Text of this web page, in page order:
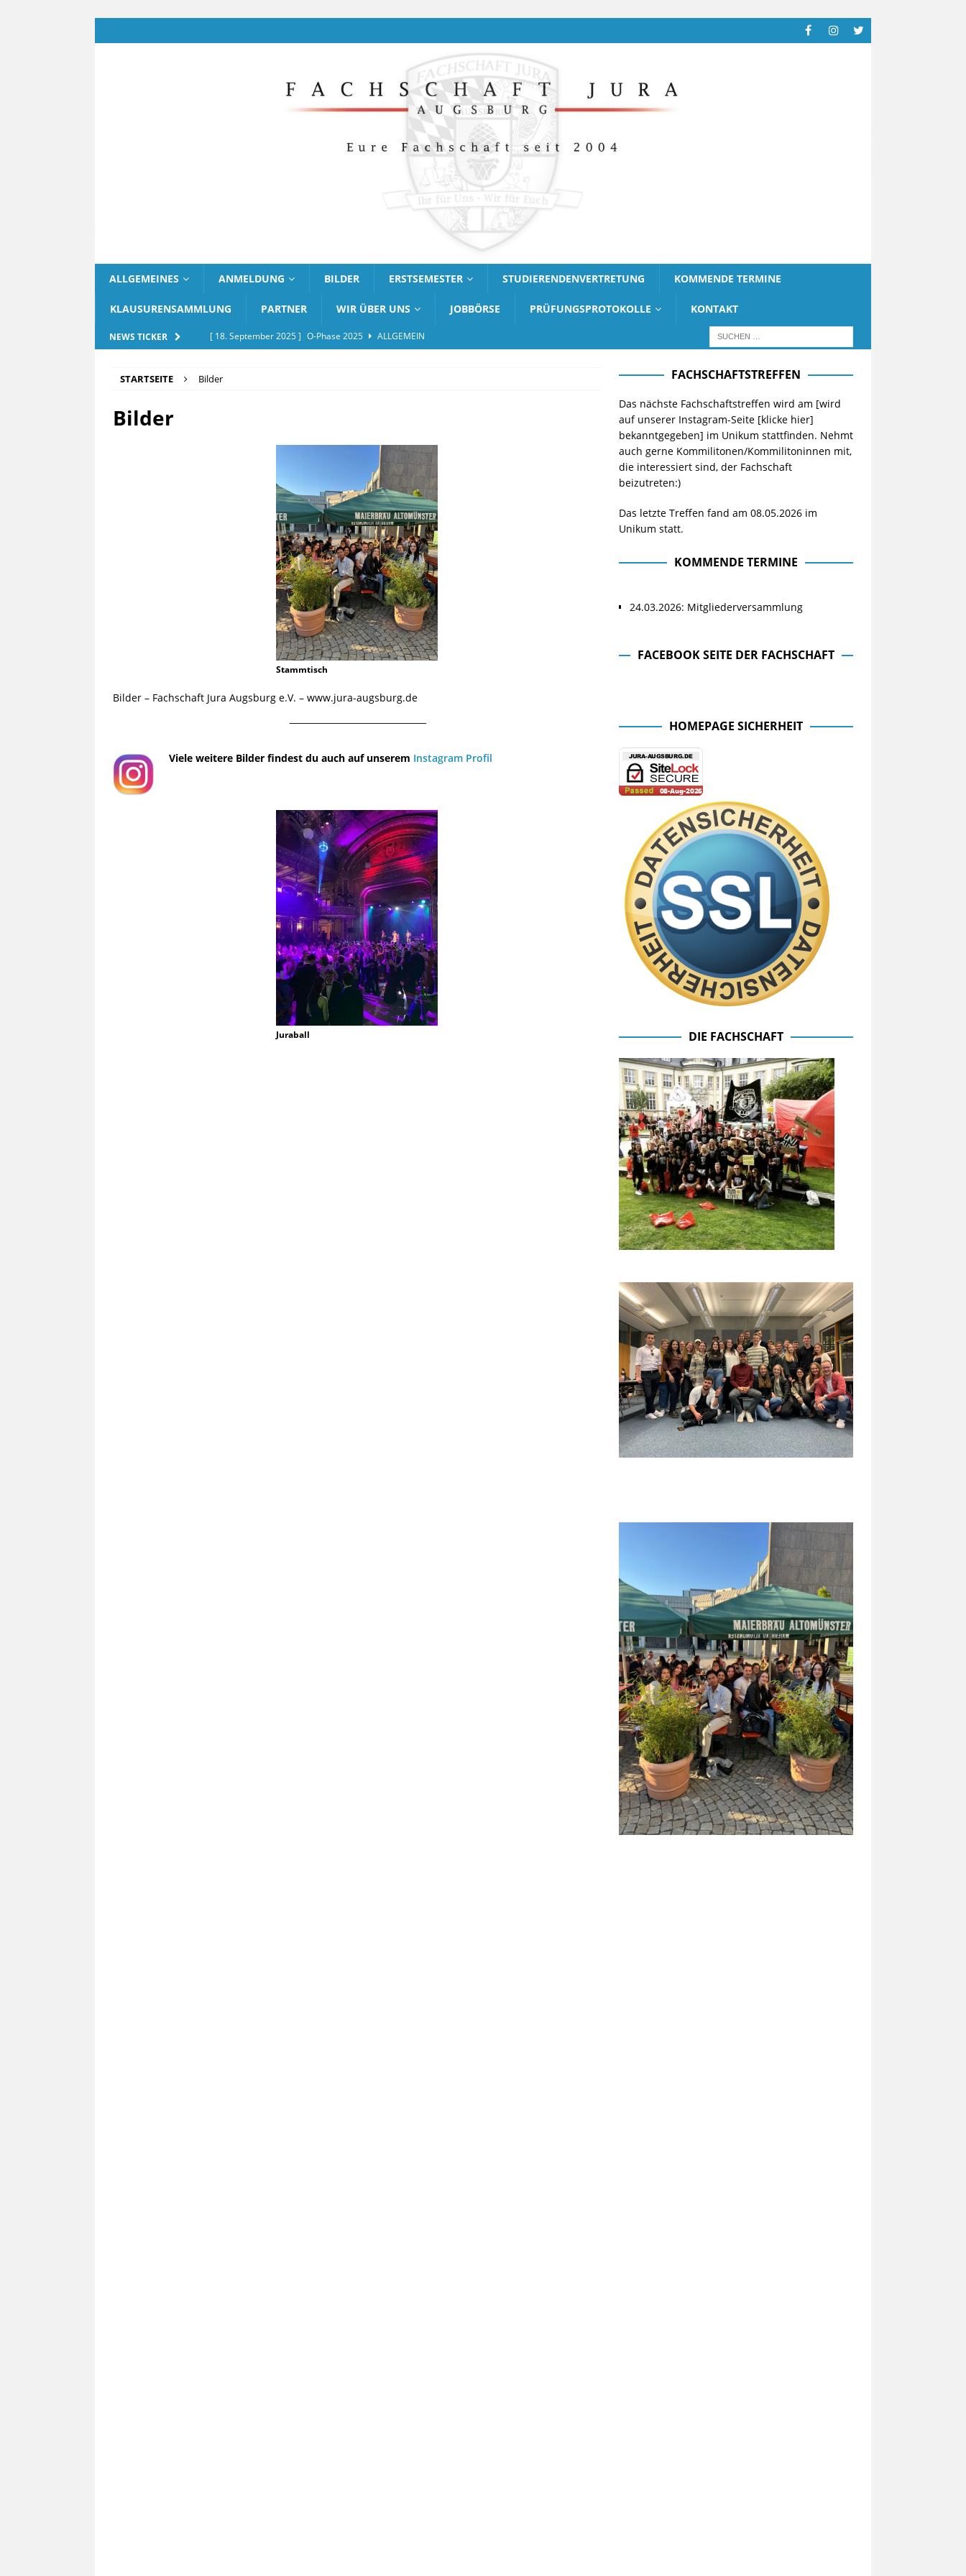
ALLGEMEINES ANMELDUNG BILDER ERSTSEMESTER STUDIERENDENVERTRETUNG KOMMENDE TERMINE
KLAUSURENSAMMLUNG PARTNER WIR ÜBER UNS JOBBÖRSE PRÜFUNGSPROTOKOLLE KONTAKT
NEWS TICKER [ 18. September 2025 ] O-Phase 2025
ALLGEMEIN
[ 20. September 2025 ]
STARTSEITE Bilder
Bilder
Stammtisch
Bilder – Fachschaft Jura Augsburg e.V. – www.jura-augsburg.de
¯¯¯¯¯¯¯¯¯¯¯¯¯¯¯¯¯¯¯¯¯¯¯¯¯¯¯¯¯¯¯¯¯¯¯¯¯¯
Viele weitere Bilder findest du auch auf unserem Instagram Profil
Juraball
FACHSCHAFTSTREFFEN
Das nächste Fachschaftstreffen wird am [wird
auf unserer Instagram-Seite [klicke hier]
bekanntgegeben] im Unikum stattfinden. Nehmt
auch gerne Kommilitonen/Kommilitoninnen mit,
die interessiert sind, der Fachschaft
beizutreten:)
Das letzte Treffen fand am 08.05.2026 im
Unikum statt.
KOMMENDE TERMINE
24.03.2026: Mitgliederversammlung
FACEBOOK SEITE DER FACHSCHAFT
HOMEPAGE SICHERHEIT
DIE FACHSCHAFT